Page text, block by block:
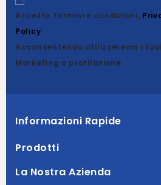
Accetto Termini e condizioni,
Policy.
Acconsentendo utilizzeremo i
Marketing o profilazione.
Informazioni Rapide
Prodotti
La Nostra Azienda